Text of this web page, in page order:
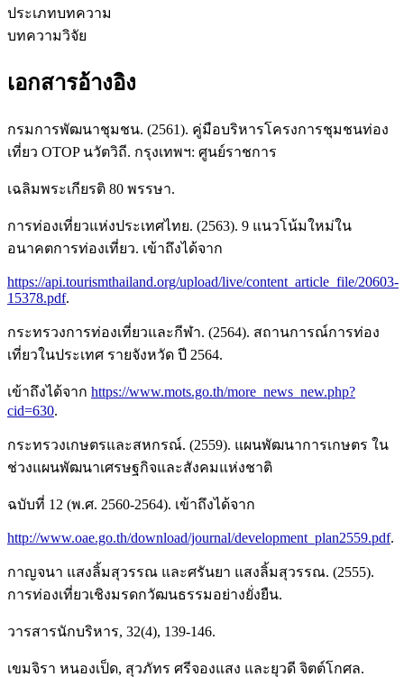
ประเภทบทความ
บทความวิจัย
เอกสารอ้างอิง
กรมการพัฒนาชุมชน. (2561). คู่มือบริหารโครงการชุมชนท่อง
เที่ยว OTOP นวัตวิถี. กรุงเทพฯ: ศูนย์ราชการ
เฉลิมพระเกียรติ 80 พรรษา.
การท่องเที่ยวแห่งประเทศไทย. (2563). 9 แนวโน้มใหม่ใน
อนาคตการท่องเที่ยว. เข้าถึงได้จาก
https://api.tourismthailand.org/upload/live/content_article_file/20603-
15378.pdf.
กระทรวงการท่องเที่ยวและกีฬา. (2564). สถานการณ์การท่อง
เที่ยวในประเทศ รายจังหวัด ปี 2564.
เข้าถึงได้จาก https://www.mots.go.th/more_news_new.php?
cid=630.
กระทรวงเกษตรและสหกรณ์. (2559). แผนพัฒนาการเกษตร ใน
ช่วงแผนพัฒนาเศรษฐกิจและสังคมแห่งชาติ
ฉบับที่ 12 (พ.ศ. 2560-2564). เข้าถึงได้จาก
http://www.oae.go.th/download/journal/development_plan2559.pdf.
กาญจนา แสงลิ้มสุวรรณ และศรันยา แสงลิ้มสุวรรณ. (2555).
การท่องเที่ยวเชิงมรดกวัฒนธรรมอย่างยั่งยืน.
วารสารนักบริหาร, 32(4), 139-146.
เขมจิรา หนองเป็ด, สุวภัทร ศรีจองแสง และยุวดี จิตต์โกศล.